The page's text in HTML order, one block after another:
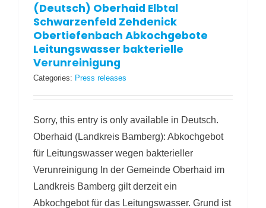
(Deutsch) Oberhaid Elbtal
Schwarzenfeld Zehdenick
Obertiefenbach Abkochgebote
Leitungswasser bakterielle
Verunreinigung
Categories: Press releases
Sorry, this entry is only available in Deutsch.
Oberhaid (Landkreis Bamberg): Abkochgebot
für Leitungswasser wegen bakterieller
Verunreinigung In der Gemeinde Oberhaid im
Landkreis Bamberg gilt derzeit ein
Abkochgebot für das Leitungswasser. Grund ist